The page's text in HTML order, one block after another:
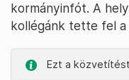
kormányinfót. A
kollégánk tette fel a
Ezt a